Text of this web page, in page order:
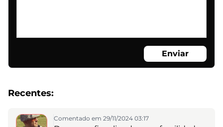
Enviar
Recentes:
Comentado em 29/11/2024 03:17